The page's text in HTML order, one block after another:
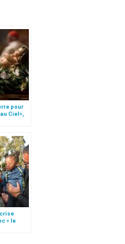
pour
Ciel»,
« le